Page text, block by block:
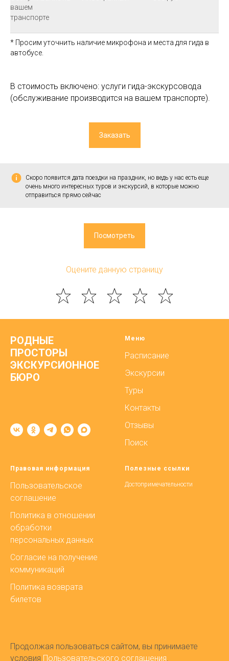
вашем
транспорте
* Просим уточнить наличие микрофона и места для гида в
автобусе.
В стоимость включено: услуги гида-экскурсовода
(обслуживание производится на вашем транспорте).
Заказать
Скоро появится дата поездки на праздник, но ведь у нас есть еще
очень много интересных туров и экскурсий, в которые можно
отправиться прямо сейчас
Посмотреть
Оцените данную страницу
РОДНЫЕ
ПРОСТОРЫ
ЭКСКУРСИОННОЕ
БЮРО
Меню
Расписание
Экскурсии
Туры
Контакты
Отзывы
Поиск
Правовая информация
Пользовательское
соглашение
Политика в отношении
обработки
персональных данных
Согласие на получение
коммуникаций
Политика возврата
билетов
Полезные ссылки
Достопримечательности
Продолжая пользоваться сайтом, вы принимаете
условия Пользовательского соглашения.